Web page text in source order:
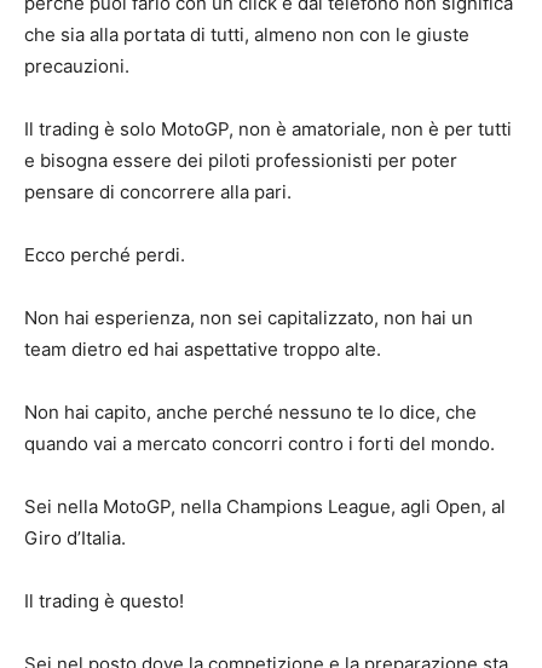
che sia alla portata di tutti, almeno non con le giuste
precauzioni.
Il trading è solo MotoGP, non è amatoriale, non è per tutti
e bisogna essere dei piloti professionisti per poter
pensare di concorrere alla pari.
Ecco perché perdi.
Non hai esperienza, non sei capitalizzato, non hai un
team dietro ed hai aspettative troppo alte.
Non hai capito, anche perché nessuno te lo dice, che
quando vai a mercato concorri contro i forti del mondo.
Sei nella MotoGP, nella Champions League, agli Open, al
Giro d’Italia.
Il trading è questo!
Sei nel posto dove la competizione e la preparazione sta